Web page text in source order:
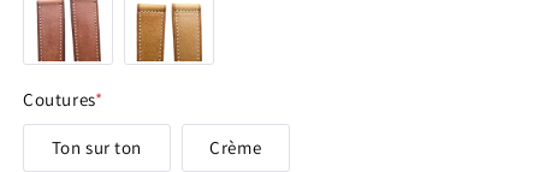
16 - 14 mm
17 - 16 mm
18 - 14 mm
Coutures*
Ton sur ton
Crème